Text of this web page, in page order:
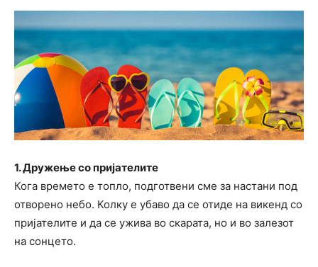
1. Дружење со пријателите
Кога времето е топло, подготвени сме за настани под
отворено небо. Колку е убаво да се отиде на викенд со
пријателите и да се ужива во скарата, но и во залезот
на сонцето.